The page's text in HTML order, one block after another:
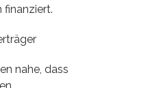
finanziert.
nahe, dass